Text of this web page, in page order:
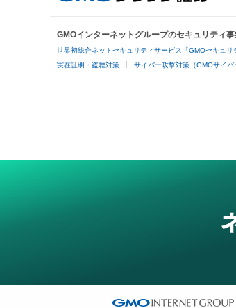
GMOインターネットグループのセキュリティ
世界初総合ネットセキュリティサービス「GMOセキュリ
実在証明・盗聴対策 サイバー攻撃対策（GMOサイバ